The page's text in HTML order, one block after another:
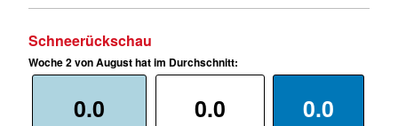
Schneerückschau
Woche 2 von August hat im Durchschnitt:
0.0 0.0 0.0